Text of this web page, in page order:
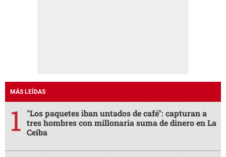
MÁS LEÍDAS
"Los paquetes iban untados de café": capturan a
tres hombres con millonaria suma de dinero en La
Ceiba